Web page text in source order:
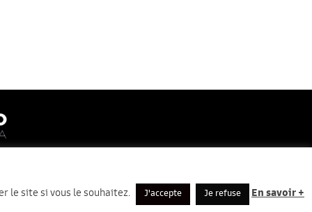
le site si vous le souhaitez. J'accepte Je refuse En savoir +